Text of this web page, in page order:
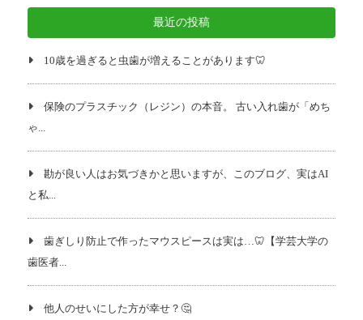
最近の投稿
10歳を過ぎると虫歯が増えることがあります🦷
保険のプラスチック（レジン）の本音。 古い入れ歯が「めち
ゃ...
勘が良い人はお気づきかと思いますが、このブログ、実はAI
と私...
歯ぎしり防止で作ったマウスピースは実は…🦷【学芸大学の
歯医者...
他人のせいにした方が幸せ？🤔